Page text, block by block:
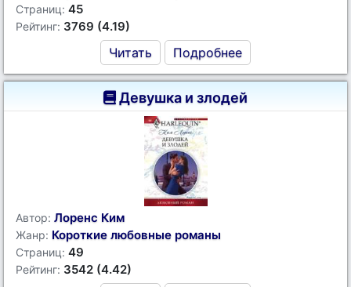
Страниц: 45
Рейтинг: 3769 (4.19)
Читать Подробнее
Девушка и злодей
Автор: Лоренс Ким
Жанр: Короткие любовные романы
Страниц: 49
Рейтинг: 3542 (4.42)